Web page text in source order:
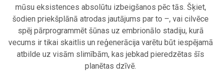
mūsu eksistences absolūtu izbeigšanos pēc tās. Šķiet,
šodien priekšplānā atrodas jautājums par to –, vai cilvēce
spēj pārprogrammēt šūnas uz embrionālo stadiju, kurā
vecums ir tikai skaitlis un reģenerācija varētu būt iespējamā
atbilde uz visām slimībām, kas jebkad pieredzētas šīs
planētas dzīvē.